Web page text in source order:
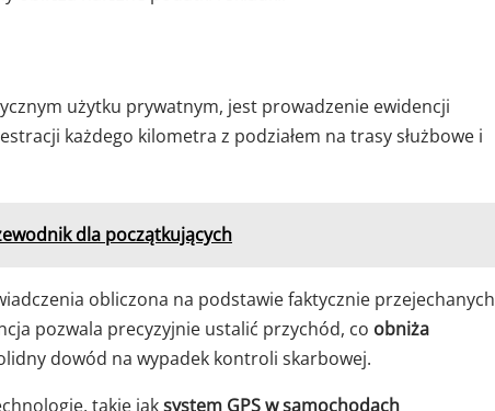
użytku prywatnym, jest prowadzenie ewidencji
każdego kilometra z podziałem na trasy służbowe i
dla początkujących
obliczona na podstawie faktycznie przejechanych
pozwala precyzyjnie ustalić przychód, co obniża
dowód na wypadek kontroli skarbowej.
takie jaksystem GPS w samochodach